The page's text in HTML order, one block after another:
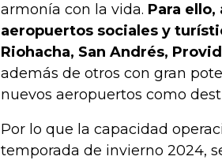
armonía con la vida. Para
aeropuertos sociales y
Riohacha, San Andrés,
además de otros con gran
nuevos aeropuertos como
Por lo que la capacidad
temporada de invierno 2024,